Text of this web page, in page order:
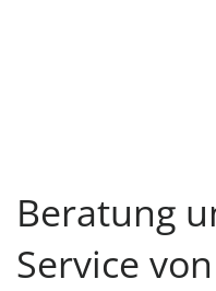
Beratung
Service